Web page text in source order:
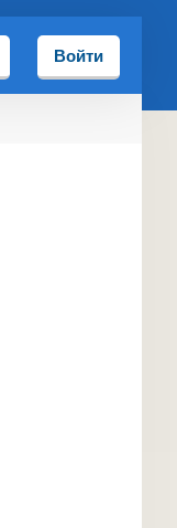
Войти